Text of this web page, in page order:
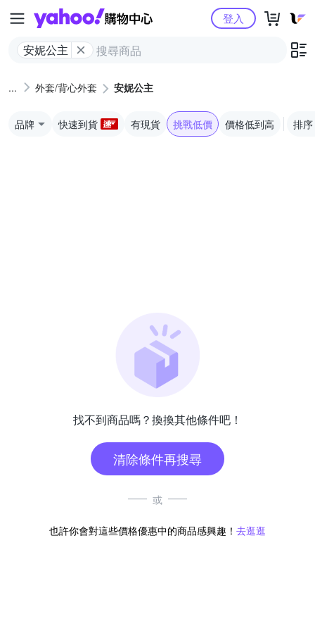
Yahoo購物中心
安妮公主
登入
外套/背心外套 安妮公主
品牌 快速到貨 有現貨 挑戰低價 價格低到高 排序
找不到商品嗎？換換其他條件吧！
清除條件再搜尋
或
也許你會對這些價格優惠中的商品感興趣！ 去逛逛